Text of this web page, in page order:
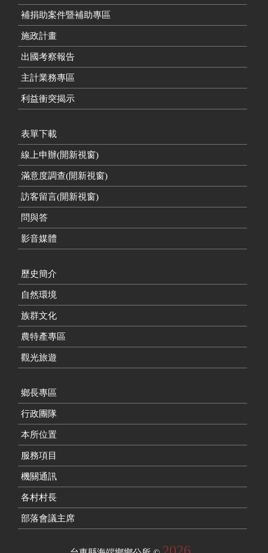
補捐助案件暨補助專區
施政計畫
出國考察報告
主計業務專區
利益衝突揭示
表單下載
線上申辦(開新視窗)
滿意度調查(開新視窗)
訪客留言(開新視窗)
問與答
影音媒體
歷史簡介
自然環境
族群文化
農特產專區
觀光旅遊
鄉長專區
行政團隊
本所位置
服務項目
機關通訊
各村村長
部落會議主席